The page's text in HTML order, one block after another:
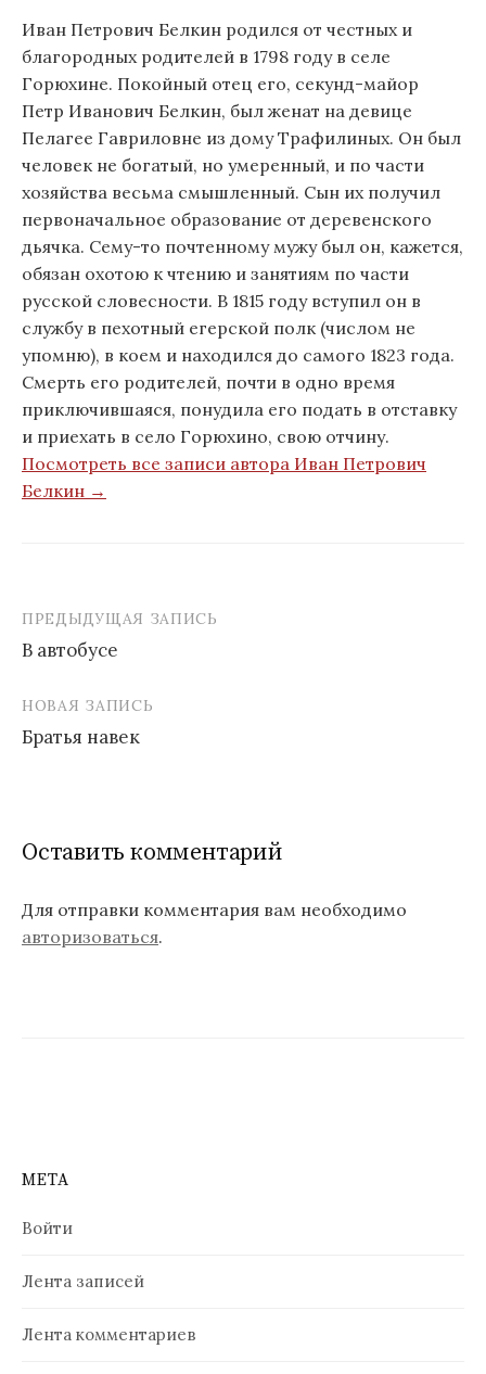
Иван Петрович Белкин родился от честных и
благородных родителей в 1798 году в селе
Горюхине. Покойный отец его, секунд-майор
Петр Иванович Белкин, был женат на девице
Пелагее Гавриловне из дому Трафилиных. Он был
человек не богатый, но умеренный, и по части
хозяйства весьма смышленный. Сын их получил
первоначальное образование от деревенского
дьячка. Сему-то почтенному мужу был он, кажется,
обязан охотою к чтению и занятиям по части
русской словесности. В 1815 году вступил он в
службу в пехотный егерской полк (числом не
упомню), в коем и находился до самого 1823 года.
Смерть его родителей, почти в одно время
приключившаяся, понудила его подать в отставку
и приехать в село Горюхино, свою отчину.
Посмотреть все записи автора Иван Петрович
Белкин →
а
в
г
ц
и
п
и
я
м
ПРЕДЫДУЩАЯ ЗАПИСЬ
В автобусе
НОВАЯ ЗАПИСЬ
Братья навек
Оставить комментарий
Для отправки комментария вам необходимо
авторизоваться.
МЕТА
Войти
Лента записей
Лента комментариев